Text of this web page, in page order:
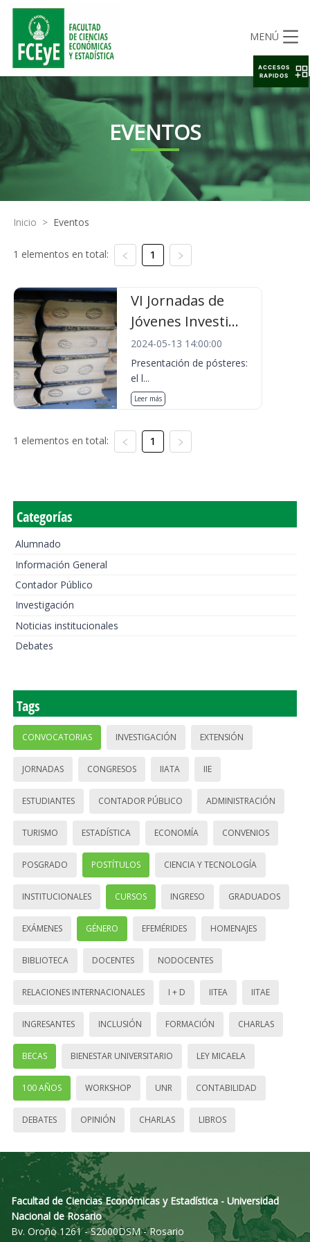
MENÚ
EVENTOS
Inicio > Eventos
1 elementos en total: 1
VI Jornadas de
Jóvenes Investi...
2024-05-13 14:00:00
Presentación de pósteres:
el l...
Leer más
1 elementos en total: 1
Categorías
Alumnado
Información General
Contador Público
Investigación
Noticias institucionales
Debates
Tags
CONVOCATORIAS INVESTIGACIÓN EXTENSIÓN
JORNADAS CONGRESOS IIATA IIE
ESTUDIANTES CONTADOR PÚBLICO ADMINISTRACIÓN
TURISMO ESTADÍSTICA ECONOMÍA CONVENIOS
POSGRADO POSTÍTULOS CIENCIA Y TECNOLOGÍA
INSTITUCIONALES CURSOS INGRESO GRADUADOS
EXÁMENES GÉNERO EFEMÉRIDES HOMENAJES
BIBLIOTECA DOCENTES NODOCENTES
RELACIONES INTERNACIONALES I + D IITEA IITAE
INGRESANTES INCLUSIÓN FORMACIÓN CHARLAS
BECAS BIENESTAR UNIVERSITARIO LEY MICAELA
100 AÑOS WORKSHOP UNR CONTABILIDAD
DEBATES OPINIÓN CHARLAS LIBROS
Facultad de Ciencias Económicas y Estadística - Universidad
Nacional de Rosario
Bv. Oroño 1261 - S2000DSM - Rosario
ACCESOS
RAPIDOS